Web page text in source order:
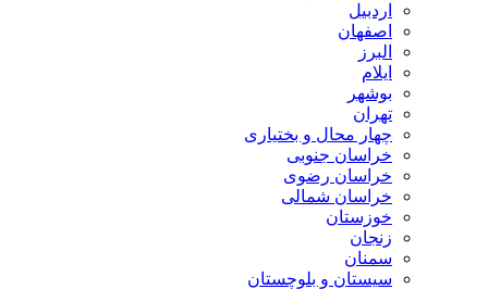
اردبیل
اصفهان
البرز
ایلام
بوشهر
تهران
چهار محال و بختیاری
خراسان جنوبی
خراسان رضوی
خراسان شمالی
خوزستان
زنجان
سمنان
سیستان و بلوچستان